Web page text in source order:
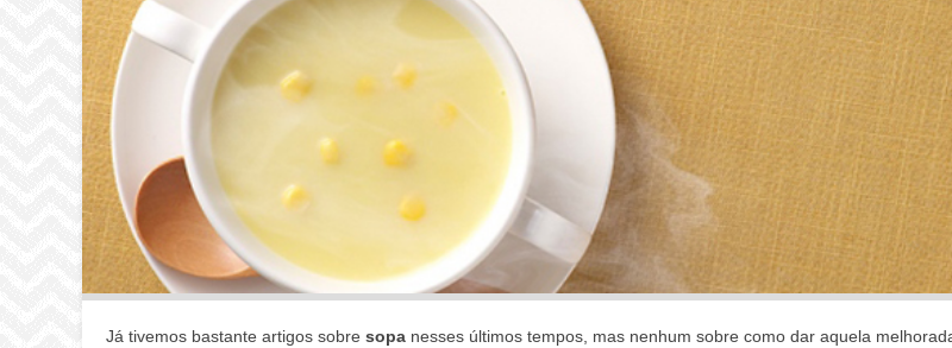
Já tivemos bastante artigos sobre sopanesses últimos tempos, mas nenhum sobre como dar aquela